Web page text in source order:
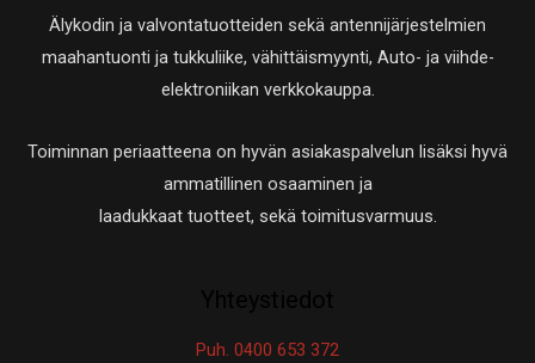
Älykodin ja valvontatuotteiden sekä antennijärjestelmien
maahantuonti ja tukkuliike, vähittäismyynti, Auto- ja viihde-
elektroniikan verkkokauppa.
Toiminnan periaatteena on hyvän asiakaspalvelun lisäksi hyvä
ammatillinen osaaminen ja
laadukkaat tuotteet, sekä toimitusvarmuus.
Puh. 0400 653 372